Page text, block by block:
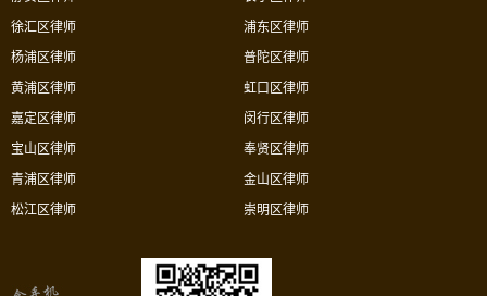
徐汇区律师
杨浦区律师
黄浦区律师
浦东区律师
普陀区律师
虹口区律师
嘉定区律师
宝山区律师
青浦区律师
松江区律师
闵行区律师
奉贤区律师
金山区律师
崇明区律师